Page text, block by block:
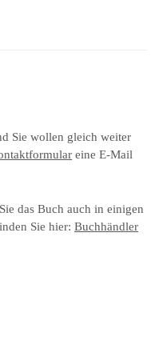
Sie wollen gleich weiter
eine E-Mail
das Buch auch in einigen
Sie hier: Buchhändler